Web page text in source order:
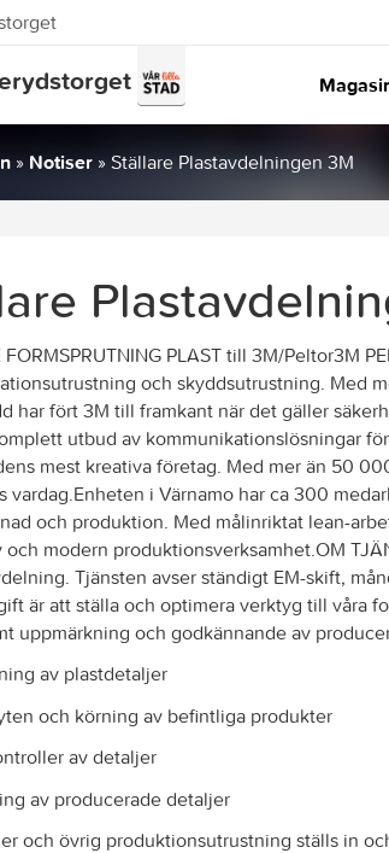
» Notiser » Ställare Plastavdelningen 3M
FORMSPRUTNING PLAST till 3M/Peltor3M
och skyddsutrustning. Med
har fört 3M till framkant när det gäller
utbud av kommunikationslösningar
mest kreativa företag. Med mer än 50
vardag.Enheten i Värnamo har ca 300
och produktion. Med målinriktat lean-
modern produktionsverksamhet.OM
Tjänsten avser ständigt EM-skift,
är att ställa och optimera verktyg till våra
uppmärkning och godkännande av
av plastdetaljer
och körning av befintliga produkter
av detaljer
av producerade detaljer
och övrig produktionsutrustning ställs in